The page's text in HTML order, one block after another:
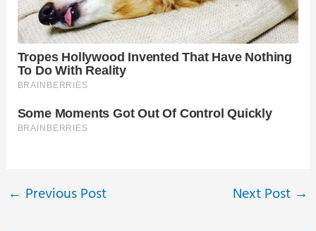
← Previous Post Next Post →